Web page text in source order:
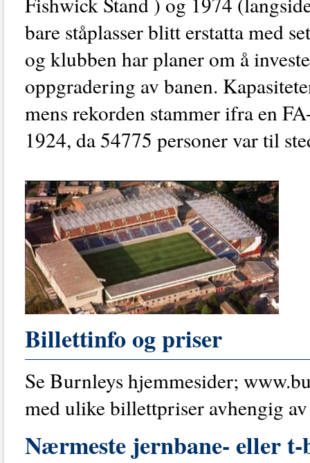
bare ståplasser blitt erstatta med
og klubben har planer om å
oppgradering av banen.
mens rekorden stammer ifra en
1924, da 54775 personer var til
Billettinfo og priser
Se Burnleys hjemmesider;
med ulike billettpriser avhengig
Nærmeste jernbane- eller t-